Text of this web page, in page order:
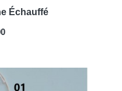
Échauffé